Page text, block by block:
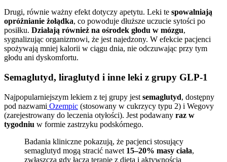
Drugi, równie ważny efekt dotyczy apetytu. Leki te spowalniają
opróżnianie żołądka, co powoduje dłuższe uczucie sytości po
posiłku. Działają również na ośrodek głodu w mózgu,
sygnalizując organizmowi, że jest najedzony. W efekcie pacjenci
spożywają mniej kalorii w ciągu dnia, nie odczuwając przy tym
głodu ani dyskomfortu.
Semaglutyd, liraglutyd i inne leki z grupy GLP-1
Najpopularniejszym lekiem z tej grupy jest semaglutyd, dostępny
pod nazwami Ozempic (stosowany w cukrzycy typu 2) i Wegovy
(zarejestrowany do leczenia otyłości). Jest podawany raz w
tygodniu w formie zastrzyku podskórnego.
Badania kliniczne pokazują, że pacjenci stosujący
semaglutyd mogą stracić nawet 15–20% masy ciała,
zwłaszcza gdy łączą terapię z dietą i aktywnością